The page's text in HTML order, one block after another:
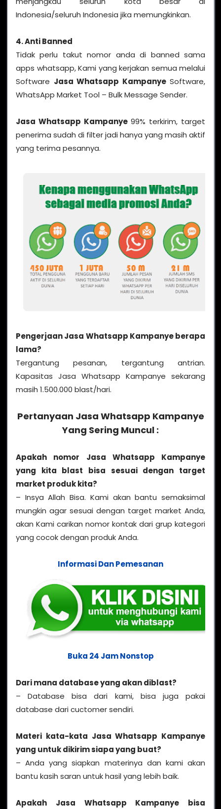
Indonesia/seluruh Indonesia jika memungkinkan.
4. Anti Banned
Tidak perlu takut nomor anda di banned sama
apps whatsapp, Kami yang kerjakan semua melalui
Software Jasa Whatsapp KampanyeSoftware,
WhatsApp Market Tool – Bulk Message Sender.
Jasa Whatsapp Kampanye99% terkirim, target
penerima sudah di filter jadi hanya yang masih aktif
yang terima pesannya.
Pengerjaan Jasa Whatsapp Kampanye berapa
lama?
Tergantung pesanan, tergantung antrian.
Kapasitas Jasa Whatsapp Kampanye sekarang
masih 1.500.000 blast/hari.
Pertanyaan Jasa Whatsapp Kampanye
Yang Sering Muncul :
Apakah nomor Jasa Whatsapp Kampanye
yang kita blast bisa sesuai dengan target
market produk kita?
– Insya Allah Bisa. Kami akan bantu semaksimal
mungkin agar sesuai dengan target market Anda,
akan Kami carikan nomor kontak dari grup kategori
yang cocok dengan produk Anda.
Informasi Dan Pemesanan
Buka 24 Jam Nonstop
Dari mana database yang akan diblast?
– Database bisa dari kami, bisa juga pakai
database dari cuctomer sendiri.
Materi kata-kata Jasa Whatsapp Kampanye
yang untuk dikirim siapa yang buat?
– Anda yang siapkan materinya dan kami akan
bantu kasih saran untuk hasil yang lebih baik.
Apakah Jasa Whatsapp Kampanye bisa